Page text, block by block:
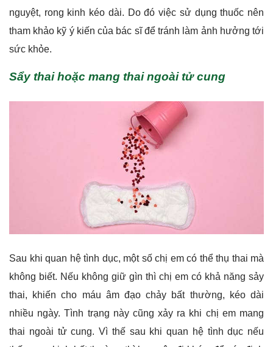
nguyệt, rong kinh kéo dài. Do đó việc sử dụng thuốc nên
tham khảo kỹ ý kiến của bác sĩ để tránh làm ảnh hưởng tới
sức khỏe.
Sẩy thai hoặc mang thai ngoài tử cung
Sau khi quan hệ tình dục, một số chị em có thể thụ thai mà
không biết. Nếu không giữ gìn thì chị em có khả năng sảy
thai, khiến cho máu âm đạo chảy bất thường, kéo dài
nhiều ngày. Tình trạng này cũng xảy ra khi chị em mang
thai ngoài tử cung. Vì thế sau khi quan hệ tình dục nếu